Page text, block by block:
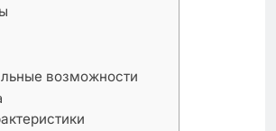
возможности